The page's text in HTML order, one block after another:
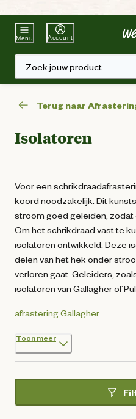
Beste
Menu Account
Zoek jouw product.
Terug naar
Isolatoren
Voor een
koord noodzakelijk. Dit
stroom goed geleiden,
Om het schrikdraad vast te
isolatoren ontwikkeld. Deze
delen van het hek onder
verloren gaat. Geleiders,
isolatoren van Gallagher of
afrastering Gallagher
Toon meer